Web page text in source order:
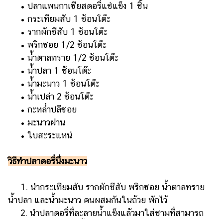
• ปลาแพนกาเซียสดอรี่แช่แข็ง 1 ชิ้น
• กระเทียมสับ 1 ช้อนโต๊ะ
• รากผักชีสับ 1 ช้อนโต๊ะ
• พริกซอย 1/2 ช้อนโต๊ะ
• น้ำตาลทราย 1/2 ช้อนโต๊ะ
• น้ำปลา 1 ช้อนโต๊ะ
• น้ำมะนาว 1 ช้อนโต๊ะ
• น้ำเปล่า 2 ช้อนโต๊ะ
• กะหล่ำปลีซอย
• มะนาวฝาน
• ใบสะระแหน่
วิธีทำปลาดอรี่นึ่งมะนาว
1. นำกระเทียมสับ รากผักชีสับ พริกซอย น้ำตาลทราย
น้ำปลา และน้ำมะนาว คนผสมกันในถ้วย พักไว้
2. นำปลาดอรี่ที่ละลายน้ำแข็งแล้วมาใส่ชามที่สามารถ